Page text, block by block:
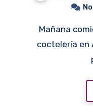
Mañana comienza la gran fiesta de la
coctelería en